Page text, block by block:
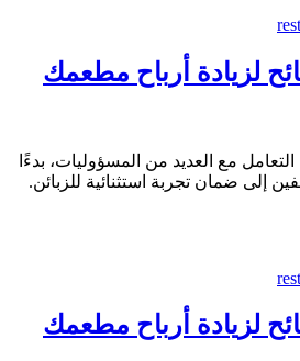
لزيادة أرباح مطعمك
مع العديد من المسؤوليات، بدءًا
إلى ضمان تجربة استثنائية للزبائن.
لزيادة أرباح مطعمك